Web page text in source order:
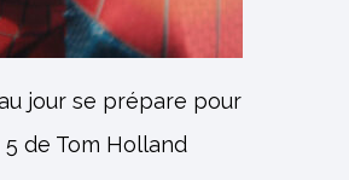
jour se prépare pour
de Tom Holland